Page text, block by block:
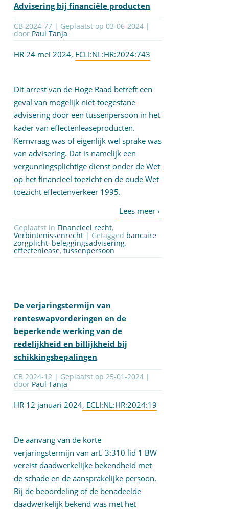
Advisering bij financiële producten
CB 2024-77 | Geplaatst op 03-06-2024 |
door Paul Tanja
HR 24 mei 2024, ECLI:NL:HR:2024:743
Dit arrest van de Hoge Raad betreft een
geval van mogelijk niet-toegestane
advisering door een tussenpersoon in het
kader van effectenleaseproducten.
Kernvraag was of eigenlijk wel sprake was
van advisering. Dat is namelijk een
vergunningsplichtige dienst onder de Wet
op het financieel toezicht en de oude Wet
toezicht effectenverkeer 1995.
Geplaatst in Financieel recht,
Verbintenissenrecht | Getagged bancaire
zorgplicht, beleggingsadvisering,
effectenlease, tussenpersoon
De verjaringstermijn van
renteswapvorderingen en de
beperkende werking van de
redelijkheid en billijkheid bij
schikkingsbepalingen
CB 2024-12 | Geplaatst op 25-01-2024 |
door Paul Tanja
HR 12 januari 2024, ECLI:NL:HR:2024:19
De aanvang van de korte
verjaringstermijn van art. 3:310 lid 1 BW
vereist daadwerkelijke bekendheid met
de schade en de aansprakelijke persoon.
Bij de beoordeling of de benadeelde
daadwerkelijk bekend was met het